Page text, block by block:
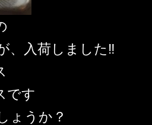
、入荷しました‼️
です
ょうか？